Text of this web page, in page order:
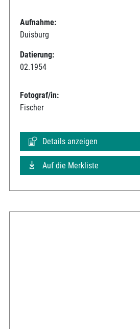
Aufnahme:
Duisburg
Datierung:
02.1954
Fotograf/in:
Fischer
Details anzeigen
Auf die Merkliste